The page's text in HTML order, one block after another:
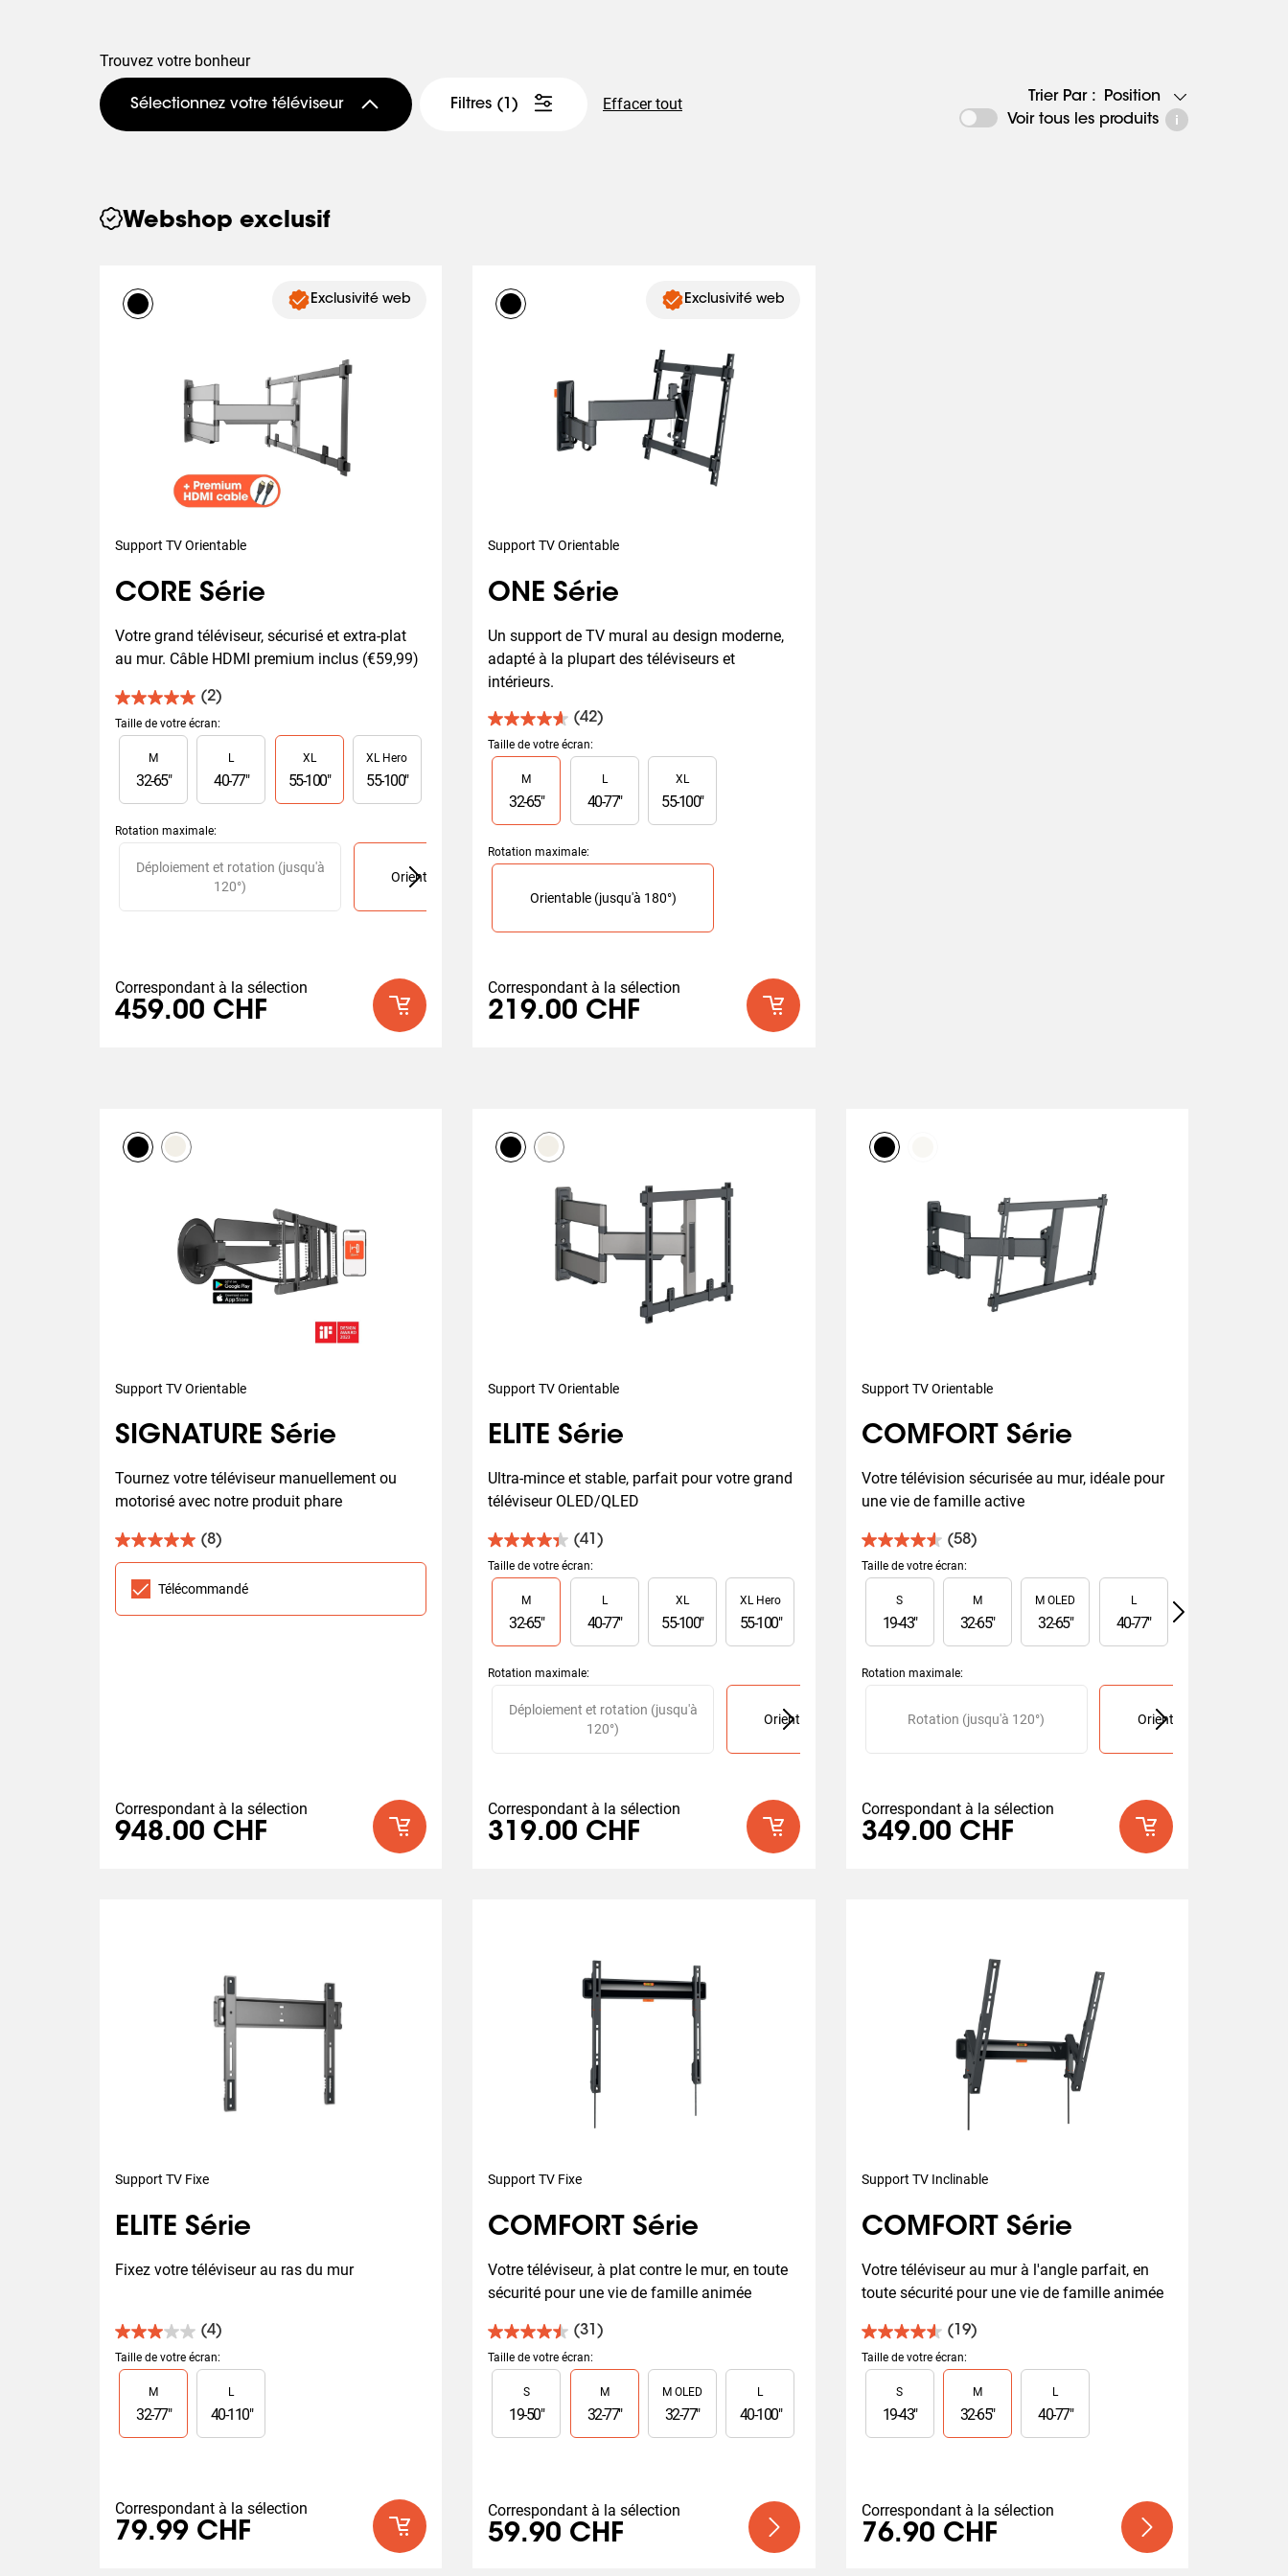
Trouvez votre bonheur
Sélectionnez votre téléviseur Filtres (1) Effacer tout Trier Par :
Position
Voir tous les produits
Webshop exclusif
Exclusivité web
Support TV Orientable
CORE Série
Votre grand téléviseur, sécurisé et extra-plat
au mur. Câble HDMI premium inclus (€59,99)
(2)
5.0
sur
5
étoiles.
avis
Taille de votre écran:
Slide 1 of 4
M
32-65"
L
40-77"
XL
55-100"
XL Hero
55-100"
Rotation maximale:
Slide 1 of 2
Déploiement et rotation (jusqu'à
120°)
Orientable (jusqu'à 180°)
Correspondant à la sélection
459.00 CHF
Exclusivité web
Support TV Orientable
ONE Série
Un support de TV mural au design moderne,
adapté à la plupart des téléviseurs et
intérieurs.
(42)
4.6
sur
5
étoiles.
avis
Taille de votre écran:
Slide 1 of 3
M
32-65"
L
40-77"
XL
55-100"
Rotation maximale:
Slide 1 of 1
Orientable (jusqu'à 180°)
Correspondant à la sélection
219.00 CHF
Support TV Orientable
SIGNATURE Série
Tournez votre téléviseur manuellement ou
motorisé avec notre produit phare
(8)
5.0
sur
étoiles.
8
Télécommandé
Correspondant à la sélection
948.00 CHF
Support TV Orientable
ELITE Série
Ultra-mince et stable, parfait pour votre grand
téléviseur OLED/QLED
(41)
4.4
sur
5
étoiles.
avis
Taille de votre écran:
Slide 1 of 4
M
32-65"
L
40-77"
XL
55-100"
XL Hero
55-100"
Rotation maximale:
Slide 1 of 2
Déploiement et rotation (jusqu'à
120°)
Orientable (jusqu'à 180°)
Correspondant à la sélection
319.00 CHF
Support TV Orientable
COMFORT Série
Votre télévision sécurisée au mur, idéale pour
une vie de famille active
(58)
4.6
sur
5
étoiles.
avis
Taille de votre écran:
Slide 1 of 6
S
19-43"
M
32-65"
M OLED
32-65"
L
40-77"
Rotation maximale:
Slide 1 of 2
Rotation (jusqu'à 120°) Orientable (jusqu'à 180°)
Correspondant à la sélection
349.00 CHF
Support TV Fixe
ELITE Série
Fixez votre téléviseur au ras du mur
(4)
3.0
sur
5
étoiles.
avis
Taille de votre écran:
Slide 1 of 2
M
32-77"
L
40-110"
Correspondant à la sélection
79.99 CHF
Support TV Fixe
COMFORT Série
Votre téléviseur, à plat contre le mur, en toute
sécurité pour une vie de famille animée
(31)
4.5
sur
5
étoiles.
avis
Taille de votre écran:
Slide 1 of 4
S
19-50"
M
32-77"
M OLED
32-77"
L
40-100"
Correspondant à la sélection
59.90 CHF
Support TV Inclinable
COMFORT Série
Votre téléviseur au mur à l'angle parfait, en
toute sécurité pour une vie de famille animée
(19)
4.6
sur
5
étoiles.
avis
Taille de votre écran:
Slide 1 of 3
S
19-43"
M
32-65"
L
40-77"
Correspondant à la sélection
76.90 CHF